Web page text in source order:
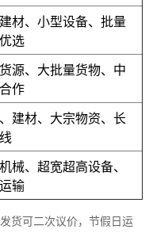
材、小型设备、批量
选
源、大批量货物、中
作
建材、大宗物资、长
械、超宽超高设备、
输
货可二次议价，节假日运